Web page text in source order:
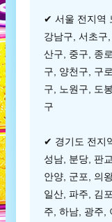
✔ 서울 전지역
강남구, 서초구
산구, 중구, 종
구, 양천구, 구
구, 노원구, 도
구
✔ 경기도 전지
성남, 분당, 판
안양, 군포, 의
일산, 파주, 김
주, 하남, 광주,